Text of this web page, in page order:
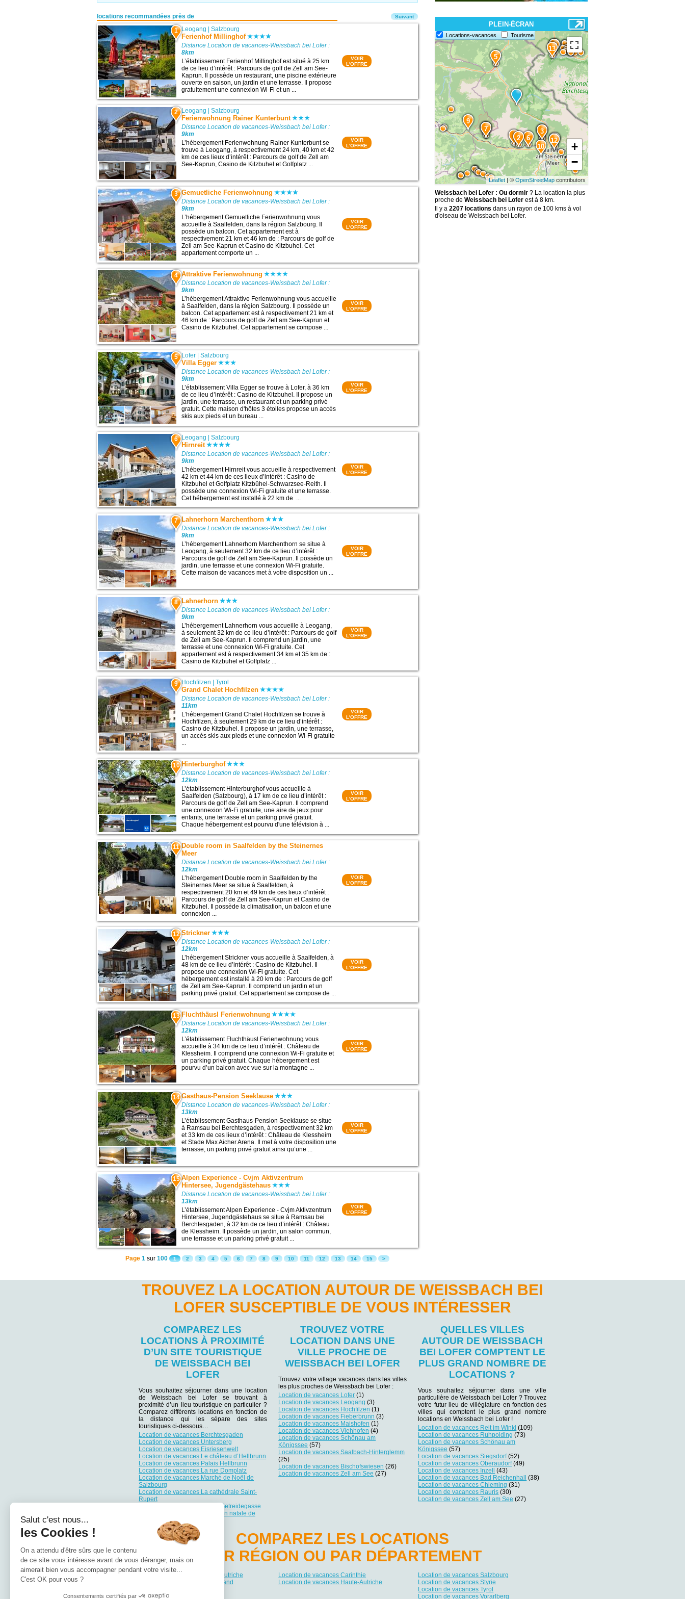
locations recommandées près de
1 Leogang |Salzbourg
Ferienhof Millinghof
Distance Location de vacances-Weissbach bei Lofer :
8km
L’établissement Ferienhof Millinghof est situé à 25 km
de ce lieu d’intérêt : Parcours de golf de Zell am See-
Kaprun. Il possède un restaurant, une piscine extérieure
ouverte en saison, un jardin et une terrasse. Il propose
gratuitement une connexion Wi-Fi et un ...
VOIR
L'OFFRE
2 Leogang |Salzbourg
Ferienwohnung Rainer Kunterbunt
Distance Location de vacances-Weissbach bei Lofer :
9km
L’hébergement Ferienwohnung Rainer Kunterbunt se
trouve à Leogang, à respectivement 24 km, 40 km et 42
km de ces lieux d’intérêt : Parcours de golf de Zell am
See-Kaprun, Casino de Kitzbuhel et Golfplatz ...
VOIR
L'OFFRE
3 Gemuetliche Ferienwohnung
Distance Location de vacances-Weissbach bei Lofer :
9km
L’hébergement Gemuetliche Ferienwohnung vous
accueille à Saalfelden, dans la région Salzbourg. Il
possède un balcon. Cet appartement est à
respectivement 21 km et 46 km de : Parcours de golf de
Zell am See-Kaprun et Casino de Kitzbuhel. Cet
appartement comporte un ...
VOIR
L'OFFRE
4 Attraktive Ferienwohnung
Distance Location de vacances-Weissbach bei Lofer :
9km
L’hébergement Attraktive Ferienwohnung vous accueille
à Saalfelden, dans la région Salzbourg. Il possède un
balcon. Cet appartement est à respectivement 21 km et
46 km de : Parcours de golf de Zell am See-Kaprun et
Casino de Kitzbuhel. Cet appartement se compose ...
VOIR
L'OFFRE
5 Lofer |Salzbourg
Villa Egger
Distance Location de vacances-Weissbach bei Lofer :
9km
L’établissement Villa Egger se trouve à Lofer, à 36 km
de ce lieu d’intérêt : Casino de Kitzbuhel. Il propose un
jardin, une terrasse, un restaurant et un parking privé
gratuit. Cette maison d'hôtes 3 étoiles propose un accès
skis aux pieds et un bureau ...
VOIR
L'OFFRE
6 Leogang |Salzbourg
Hirnreit
Distance Location de vacances-Weissbach bei Lofer :
9km
L’hébergement Hirnreit vous accueille à respectivement
42 km et 44 km de ces lieux d’intérêt : Casino de
Kitzbuhel et Golfplatz Kitzbühel-Schwarzsee-Reith. Il
possède une connexion Wi-Fi gratuite et une terrasse.
Cet hébergement est installé à 22 km de ...
VOIR
L'OFFRE
7 Lahnerhorn Marchenthorn
Distance Location de vacances-Weissbach bei Lofer :
9km
L’hébergement Lahnerhorn Marchenthorn se situe à
Leogang, à seulement 32 km de ce lieu d’intérêt :
Parcours de golf de Zell am See-Kaprun. Il possède un
jardin, une terrasse et une connexion Wi-Fi gratuite.
Cette maison de vacances met à votre disposition un ...
VOIR
L'OFFRE
8 Lahnerhorn
Distance Location de vacances-Weissbach bei Lofer :
9km
L’hébergement Lahnerhorn vous accueille à Leogang,
à seulement 32 km de ce lieu d’intérêt : Parcours de golf
de Zell am See-Kaprun. Il comprend un jardin, une
terrasse et une connexion Wi-Fi gratuite. Cet
appartement est à respectivement 34 km et 35 km de :
Casino de Kitzbuhel et Golfplatz ...
VOIR
L'OFFRE
9 Hochfilzen |Tyrol
Grand Chalet Hochfilzen
Distance Location de vacances-Weissbach bei Lofer :
11km
L’hébergement Grand Chalet Hochfilzen se trouve à
Hochfilzen, à seulement 29 km de ce lieu d’intérêt :
Casino de Kitzbuhel. Il propose un jardin, une terrasse,
un accès skis aux pieds et une connexion Wi-Fi gratuite
...
VOIR
L'OFFRE
10 Hinterburghof
Distance Location de vacances-Weissbach bei Lofer :
12km
L’établissement Hinterburghof vous accueille à
Saalfelden (Salzbourg), à 17 km de ce lieu d’intérêt :
Parcours de golf de Zell am See-Kaprun. Il comprend
une connexion Wi-Fi gratuite, une aire de jeux pour
enfants, une terrasse et un parking privé gratuit.
Chaque hébergement est pourvu d'une télévision à ...
VOIR
L'OFFRE
11 Double room in Saalfelden by the Steinernes
Meer
Distance Location de vacances-Weissbach bei Lofer :
12km
L’hébergement Double room in Saalfelden by the
Steinernes Meer se situe à Saalfelden, à
respectivement 20 km et 49 km de ces lieux d’intérêt :
Parcours de golf de Zell am See-Kaprun et Casino de
Kitzbuhel. Il possède la climatisation, un balcon et une
connexion ...
VOIR
L'OFFRE
12 Strickner
Distance Location de vacances-Weissbach bei Lofer :
12km
L’hébergement Strickner vous accueille à Saalfelden, à
48 km de ce lieu d’intérêt : Casino de Kitzbuhel. Il
propose une connexion Wi-Fi gratuite. Cet
hébergement est installé à 20 km de : Parcours de golf
de Zell am See-Kaprun. Il comprend un jardin et un
parking privé gratuit. Cet appartement se compose de ...
VOIR
L'OFFRE
13 Fluchthäusl Ferienwohnung
Distance Location de vacances-Weissbach bei Lofer :
12km
L’établissement Fluchthäusl Ferienwohnung vous
accueille à 34 km de ce lieu d’intérêt : Château de
Klessheim. Il comprend une connexion Wi-Fi gratuite et
un parking privé gratuit. Chaque hébergement est
pourvu d’un balcon avec vue sur la montagne ...
VOIR
L'OFFRE
14 Gasthaus-Pension Seeklause
Distance Location de vacances-Weissbach bei Lofer :
13km
L’établissement Gasthaus-Pension Seeklause se situe
à Ramsau bei Berchtesgaden, à respectivement 32 km
et 33 km de ces lieux d’intérêt : Château de Klessheim
et Stade Max Aicher Arena. Il met à votre disposition une
terrasse, un parking privé gratuit ainsi qu’une ...
VOIR
L'OFFRE
15 Alpen Experience - Cvjm Aktivzentrum
Hintersee, Jugendgästehaus
Distance Location de vacances-Weissbach bei Lofer :
13km
L’établissement Alpen Experience - Cvjm Aktivzentrum
Hintersee, Jugendgästehaus se situe à Ramsau bei
Berchtesgaden, à 32 km de ce lieu d’intérêt : Château
de Klessheim. Il possède un jardin, un salon commun,
une terrasse et un parking privé gratuit ...
VOIR
L'OFFRE
Suivant
Page 1 sur 100 1 2 3 4 5 6 7 8 9 10 11 12 13 14 15 >
PLEIN-ÉCRAN
Locations-vacances Tourisme
15
14
13
12
11
10
9
8
7
6
5
4
3
2
1
+
−
Leaflet | ©OpenStreetMap contributors
Weissbach bei Lofer : Ou dormir? La location la plus
proche de Weissbach bei Loferest à 8 km.
Il y a 2207 locations dans un rayon de 100 kms à vol
d'oiseau de Weissbach bei Lofer.
TROUVEZ LA LOCATION AUTOUR DE WEISSBACH BEI
LOFER SUSCEPTIBLE DE VOUS INTÉRESSER
COMPAREZ LES
LOCATIONS À PROXIMITÉ
D’UN SITE TOURISTIQUE
DE WEISSBACH BEI
LOFER
Vous souhaitez séjourner dans une location
de Weissbach bei Lofer se trouvant à
proximité d’un lieu touristique en particulier ?
Comparez différents locations en fonction de
la distance qui les sépare des sites
touristiques ci-dessous…
Location de vacances Berchtesgaden
Location de vacances Untersberg
Location de vacances Eisriesenwelt
Location de vacances Le château d’Hellbrunn
Location de vacances Palais Hellbrunn
Location de vacances La rue Domplatz
Location de vacances Marché de Noël de
Salzbourg
Location de vacances La cathédrale Saint-
Rupert
Location de vacances La rue Getreidegasse
Location de vacances la maison natale de
TROUVEZ VOTRE
LOCATION DANS UNE
VILLE PROCHE DE
WEISSBACH BEI LOFER
Trouvez votre village vacances dans les villes
les plus proches de Weissbach bei Lofer :
Location de vacances Lofer (1)
Location de vacances Leogang (3)
Location de vacances Hochfilzen (1)
Location de vacances Fieberbrunn (3)
Location de vacances Maishofen (1)
Location de vacances Viehhofen (4)
Location de vacances Schönau am
Königssee (57)
Location de vacances Saalbach-Hinterglemm
(25)
Location de vacances Bischofswiesen (26)
Location de vacances Zell am See (27)
QUELLES VILLES
AUTOUR DE WEISSBACH
BEI LOFER COMPTENT LE
PLUS GRAND NOMBRE DE
LOCATIONS ?
Vous souhaitez séjourner dans une ville
particulière de Weissbach bei Lofer ? Trouvez
votre futur lieu de villégiature en fonction des
villes qui comptent le plus grand nombre
locations en Weissbach bei Lofer !
Location de vacances Reit im Winkl (109)
Location de vacances Ruhpolding (73)
Location de vacances Schönau am
Königssee (57)
Location de vacances Siegsdorf(52)
Location de vacances Oberaudorf(49)
Location de vacances Inzell (43)
Location de vacances Bad Reichenhall (38)
Location de vacances Chieming (31)
Location de vacances Rauris (30)
Location de vacances Zell am See (27)
COMPAREZ LES LOCATIONS
PAR RÉGION OU PAR DÉPARTEMENT
Location de vacances Basse-Autriche
Location de vacances Burgenland
Location de vacances Carinthie
Location de vacances Haute-Autriche
Location de vacances Salzbourg
Location de vacances Styrie
Location de vacances Tyrol
Location de vacances Vorarlberg
Salut c'est nous...
les Cookies !
On a attendu d'être sûrs que le contenu
de ce site vous intéresse avant de vous déranger, mais on
aimerait bien vous accompagner pendant votre visite...
C'est OK pour vous ?
Consentements certifiés par